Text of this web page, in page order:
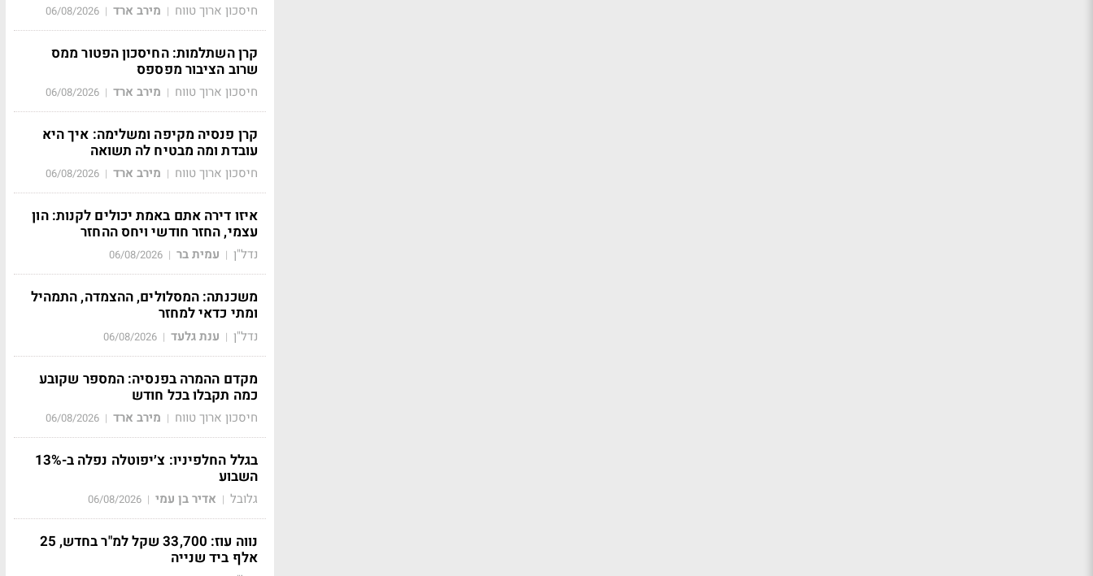
חיסכון ארוך טווח | מירב ארד |
06/08/2026
קרן השתלמות: החיסכון הפטור ממס
שרוב הציבור מפספס
חיסכון ארוך טווח | מירב ארד |
06/08/2026
קרן פנסיה מקיפה ומשלימה: איך היא
עובדת ומה מבטיח לה תשואה
חיסכון ארוך טווח | מירב ארד |
06/08/2026
איזו דירה אתם באמת יכולים לקנות: הון
עצמי, החזר חודשי ויחס ההחזר
נדל"ן | עמית בר |
06/08/2026
משכנתה: המסלולים, ההצמדה, התמהיל
ומתי כדאי למחזר
נדל"ן | ענת גלעד |
06/08/2026
מקדם ההמרה בפנסיה: המספר שקובע
כמה תקבלו בכל חודש
חיסכון ארוך טווח | מירב ארד |
06/08/2026
בגלל החלפיניו: צ׳יפוטלה נפלה ב-13%
השבוע
גלובל | אדיר בן עמי |
06/08/2026
נווה עוז: 33,700 שקל למ"ר בחדש, 25
אלף ביד שנייה